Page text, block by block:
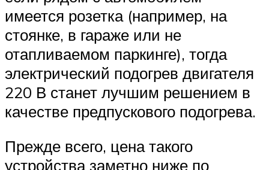
имеется розетка (например, на
стоянке, в гараже или не
отапливаемом паркинге), тогда
электрический подогрев двигателя
220 В станет лучшим решением в
качестве предпускового подогрева.
Прежде всего, цена такого
устройства заметно ниже по